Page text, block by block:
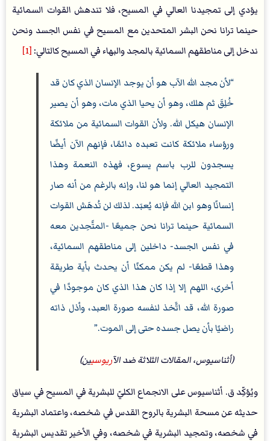
يؤدي إلى تمجيدنا العالي في المسيح، فلا تندهش القوات السمائية
حينما ترانا نحن البشر المتحدين مع المسيح في نفس الجسد ونحن
ندخل إلى مناطقهم السمائية بالمجد والبهاء في المسيح كالتالي: [1]
لأن مجد الله الآب هو أن يوجد الإنسان الذي كان قد
خُلِقَ ثم هلك، وهو أن يحيا الذي مات، وهو أن يصير
الإنسان هيكل الله. ولأن القوات السمائية من ملائكة
ورؤساء ملائكة كانت تعبده دائمًا، فإنهم الآن أيضًا
يسجدون للرب باسم يسوع، فهذه النعمة وهذا
التمجيد العالي إنما هو لنا، وإنه بالرغم من أنه صار
إنسانًا وهو ابن الله فإنه يُعبَد. لذلك لن تُدهَش القوات
السمائية حينما ترانا نحن جميعًا -المتَّحِدين معه
في نفس الجسد- داخلين إلى مناطقهم السمائية،
وهذا قطعًا- لم يكن ممكنًا أن يحدث بأية طريقة
أخرى، اللهم إلا إذا كان هذا الذي كان موجودًا في
صورة الله، قد اتَّخذ لنفسه صورة العبد، وأذل ذاته
راضيًا بأن يصل جسده حتى إلى الموت.
(أثناسيوس، المقالات الثلاثة ضد الآريوسيين)
ويُؤكِّد ق. أثناسيوس على الانجماع الكليّ للبشرية في المسيح في سياق
حديثه عن مسحة البشرية بالروح القدس في شخصه، واعتماد البشرية
في شخصه، وتمجيد البشرية في شخصه، وفي الأخير تقديس البشرية